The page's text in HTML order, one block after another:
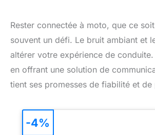
Rester connectée à moto, que ce
souvent un défi. Le bruit ambiant et
altérer votre expérience de
en offrant une solution de
tient ses promesses de fiabilité et
-4%